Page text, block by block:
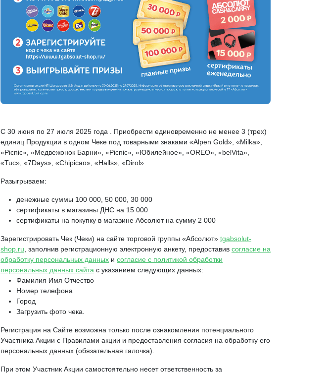
С 30 июня по 27 июля 2025 года . Приобрести единовременно не менее 3 (трех)
единиц Продукции в одном Чеке под товарными знаками «Alpen Gold», «Milka»,
«Picnic», «Медвежонок Барни», «Picnic», «Юбилейное», «OREO», «belVita»,
«Tuc», «7Days», «Chipicao», «Halls», «Dirol»
Разыгрываем:
денежные суммы 100 000, 50 000, 30 000
сертификаты в магазины ДНС на 15 000
сертификаты на покупку в магазине Абсолют на сумму 2 000
Зарегистрировать Чек (Чеки) на сайте торговой группы «Абсолют» tgabsolut-
shop.ru , заполнив регистрационную электронную анкету, предоставив согласие на
обработку персональных данных и согласие с политикой обработки
персональных данных сайта с указанием следующих данных:
Фамилия Имя Отчество
Номер телефона
Город
Загрузить фото чека.
Регистрация на Сайте возможна только после ознакомления потенциального
Участника Акции с Правилами акции и предоставления согласия на обработку его
персональных данных (обязательная галочка).
При этом Участник Акции самостоятельно несет ответственность за